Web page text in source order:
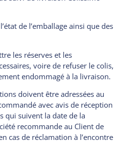
de l’emballage ainsi que des
les réserves et les
voire de refuser le colis,
endommagé à la livraison.
doivent être adressées au
avec avis de réception
qui suivent la date de la
recommande au Client de
cas de réclamation à l’encontre